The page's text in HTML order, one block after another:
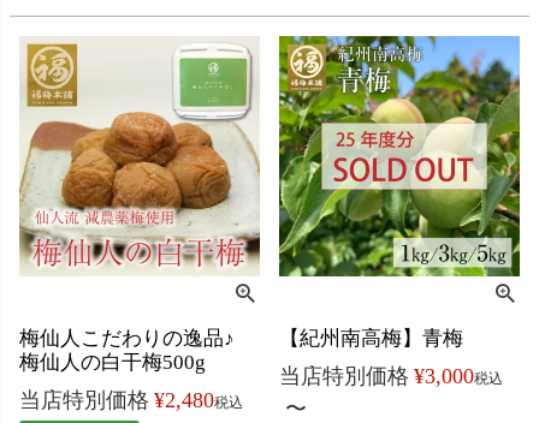
梅仙人こだわりの逸品♪
梅仙人の白干梅500g
当店特別価格 ¥2,480税込
【紀州南高梅】青梅
当店特別価格 ¥3,000税込
〜